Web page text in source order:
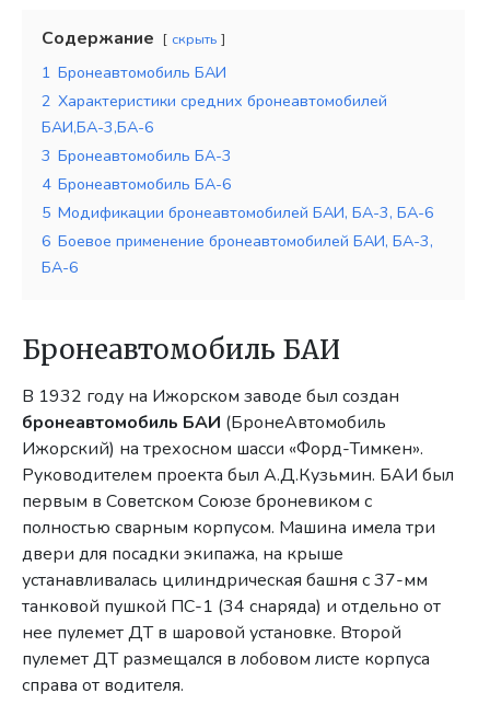
Содержание скрыть
1 Бронеавтомобиль БАИ
2 Характеристики средних бронеавтомобилей
БАИ,БА-3,БА-6
3 Бронеавтомобиль БА-3
4 Бронеавтомобиль БА-6
5 Модификации бронеавтомобилей БАИ, БА-3, БА-6
6 Боевое применение бронеавтомобилей БАИ, БА-3,
БА-6
Бронеавтомобиль БАИ
В 1932 году на Ижорском заводе был создан
бронеавтомобиль БАИ (БронеАвтомобиль
Ижорский) на трехосном шасси «Форд-Тимкен».
Руководителем проекта был А.Д.Кузьмин. БАИ был
первым в Советском Союзе броневиком с
полностью сварным корпусом. Машина имела три
двери для посадки экипажа, на крыше
устанавливалась цилиндрическая башня с 37-мм
танковой пушкой ПС-1 (34 снаряда) и отдельно от
нее пулемет ДТ в шаровой установке. Второй
пулемет ДТ размещался в лобовом листе корпуса
справа от водителя.